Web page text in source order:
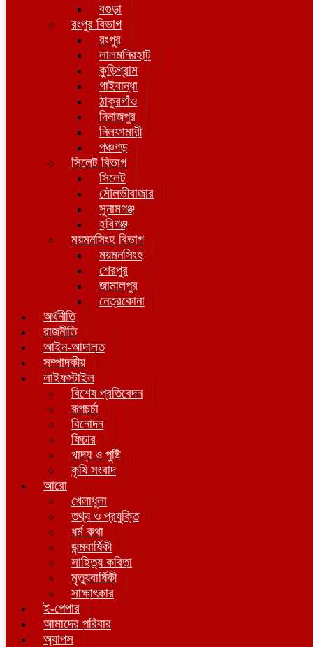
বগুড়া
রংপুর বিভাগ
রংপুর
লালমনিরহাট
কুড়িগ্রাম
গাইবান্ধা
ঠাকুরগাঁও
দিনাজপুর
নিলফামারী
পঞ্চগড়
সিলেট বিভাগ
সিলেট
মৌলভীবাজার
সুনামগঞ্জ
হবিগঞ্জ
ময়মনসিংহ বিভাগ
ময়মনসিংহ
শেরপুর
জামালপুর
নেত্রকোনা
অর্থনীতি
রাজনীতি
আইন-আদালত
সম্পাদকীয়
লাইফস্টাইল
বিশেষ প্রতিবেদন
রূপচর্চা
বিনোদন
ফিচার
খাদ্য ও পুষ্টি
কৃষি সংবাদ
আরো
খেলাধুলা
তথ্য ও প্রযুক্তি
ধর্ম কথা
জন্মবার্ষিকী
সাহিত্য কবিতা
মৃত্যুবার্ষিকী
সাক্ষাৎকার
ই-পেপার
আমাদের পরিবার
অ্যাপস